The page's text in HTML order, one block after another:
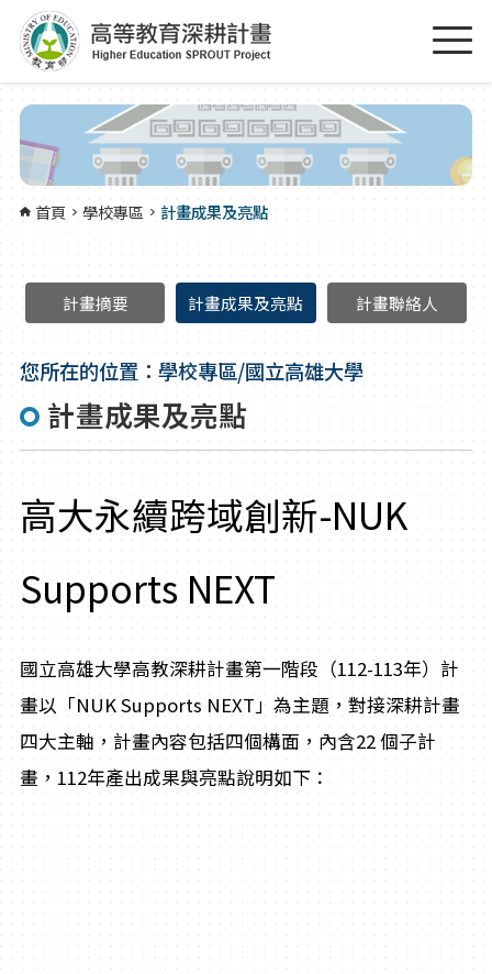
跳到主要內容區塊
首頁 學校專區 計畫成果及亮點
計畫摘要 計畫成果及亮點 計畫聯絡人
您所在的位置：學校專區/國立高雄大學
計畫成果及亮點
高大永續跨域創新-NUK
Supports NEXT
國立高雄大學高教深耕計畫第一階段（112-113年）計
畫以「NUK Supports NEXT」為主題，對接深耕計畫
四大主軸，計畫內容包括四個構面，內含22 個子計
畫，112年產出成果與亮點說明如下：